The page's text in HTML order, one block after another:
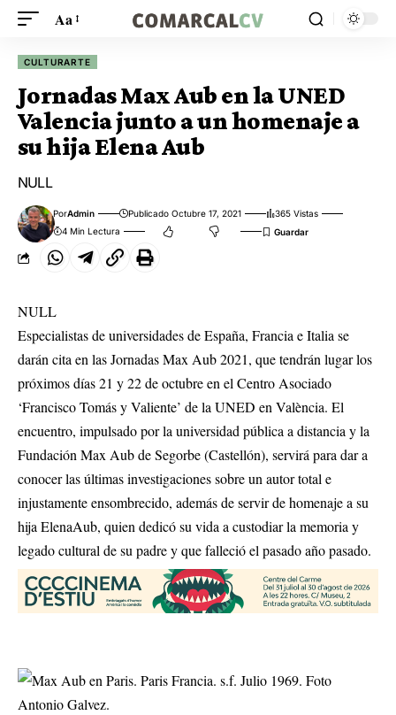
Aa
CULTURARTE
Jornadas Max Aub en la UNED
Valencia junto a un homenaje a
su hija Elena Aub
NULL
PorAdmin Publicado Octubre 17, 2021
365 Vistas
4 Min Lectura
NULL
Especialistas de universidades de España, Francia e Italia se
darán cita en las Jornadas Max Aub 2021, que tendrán lugar los
próximos días 21 y 22 de octubre en el Centro Asociado
‘Francisco Tomás y Valiente’ de la UNED en València. El
encuentro, impulsado por la universidad pública a distancia y la
Fundación Max Aub de Segorbe (Castellón), servirá para dar a
conocer las últimas investigaciones sobre un autor total e
injustamente ensombrecido, además de servir de homenaje a su
hija ElenaAub, quien dedicó su vida a custodiar la memoria y
legado cultural de su padre y que falleció el pasado año pasado.